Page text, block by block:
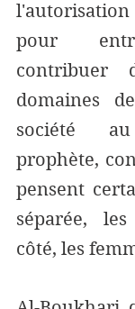
pour
contribuer
domaines
société
prophète,
pensent
séparée,
côté, les